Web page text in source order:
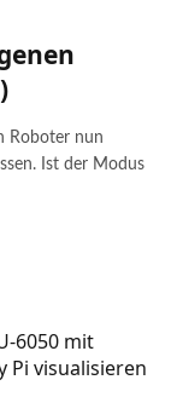
Roboter nun
Ist der Modus
6050 mit
Pi visualisieren